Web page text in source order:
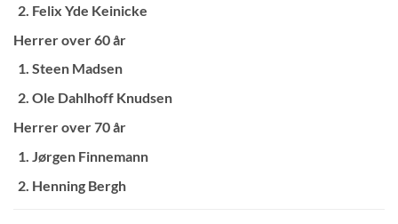
Felix Yde Keinicke
Herrer over 60 år
Steen Madsen
Ole Dahlhoff Knudsen
Herrer over 70 år
Jørgen Finnemann
Henning Bergh